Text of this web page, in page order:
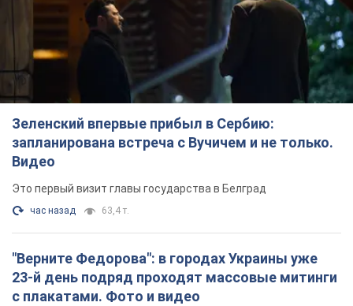
Зеленский впервые прибыл в Сербию:
запланирована встреча с Вучичем и не только.
Видео
Это первый визит главы государства в Белград
час назад 63,4 т.
"Верните Федорова": в городах Украины уже
23-й день подряд проходят массовые митинги
с плакатами. Фото и видео